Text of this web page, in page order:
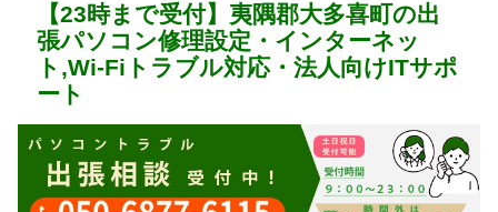
【23時まで受付】夷隅郡大多喜町の出
張パソコン修理設定・インターネッ
ト,Wi-Fiトラブル対応・法人向けITサポ
ート